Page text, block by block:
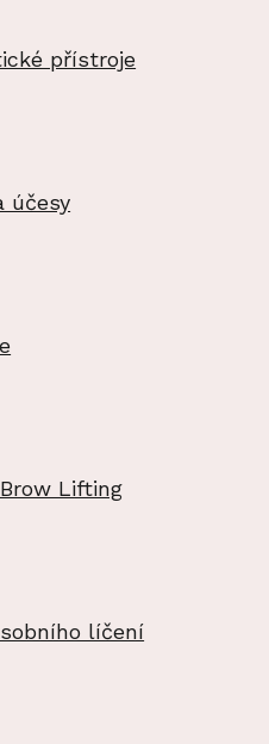
přístroje
účesy
Lifting
líčení